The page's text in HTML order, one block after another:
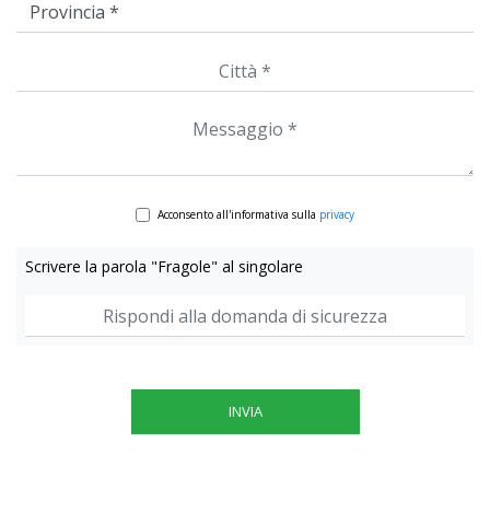
Acconsento all'informativa sulla privacy
Scrivere la parola "Fragole" al singolare
INVIA